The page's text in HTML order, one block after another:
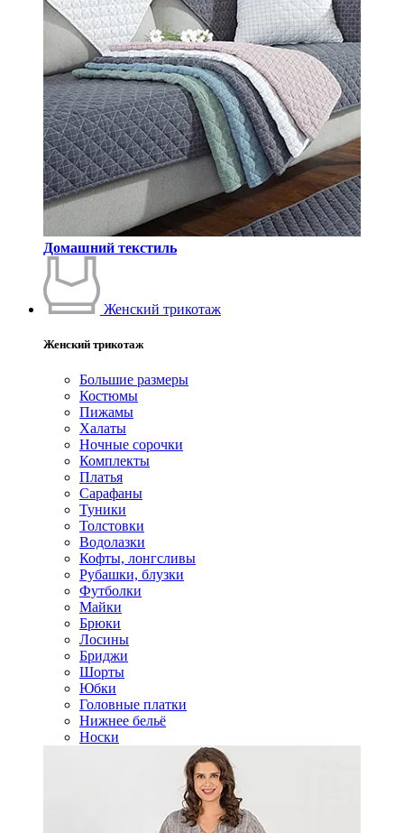
Домашний текстиль
Женский трикотаж
Женский трикотаж
Большие размеры
Костюмы
Пижамы
Халаты
Ночные сорочки
Комплекты
Платья
Сарафаны
Туники
Толстовки
Водолазки
Кофты, лонгсливы
Рубашки, блузки
Футболки
Майки
Брюки
Лосины
Бриджи
Шорты
Юбки
Головные платки
Нижнее бельё
Носки